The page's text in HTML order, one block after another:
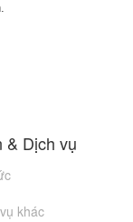
& Dịch vụ
khác